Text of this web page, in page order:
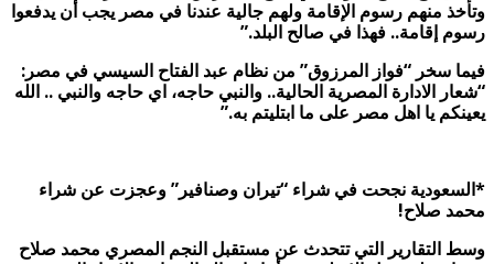
وتأخذ منهم رسوم الإقامة ولهم جالية عندنا في مصر يجب أن يدفعوا
رسوم إقامة.. فهذا في صالح البلد.”
فيما سخر “فواز المرزوق” من نظام عبد الفتاح السيسي في مصر:
“شعار الادارة المصرية الحالية.. والنبي حاجه، اي حاجه والنبي .. الله
يعينكم يا اهل مصر على ما ابتليتم به.”
*السعودية نجحت في شراء “تيران وصنافير” وعجزت عن شراء
محمد صلاح!
وسط التقارير التي تتحدث عن مستقبل النجم المصري محمد صلاح